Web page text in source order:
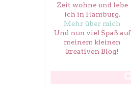
Zeit wohne und lebe
ich in Hamburg.
Mehr über mich
Und nun viel Spaß auf
meinem kleinen
kreativen Blog!